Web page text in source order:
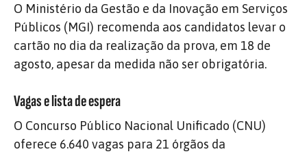
O Ministério da Gestão e da Inovação em Serviços
Públicos (MGI) recomenda aos candidatos levar o
cartão no dia da realização da prova, em 18 de
agosto, apesar da medida não ser obrigatória.
Vagas e lista de espera
O Concurso Público Nacional Unificado (CNU)
oferece 6.640 vagas para 21 órgãos da